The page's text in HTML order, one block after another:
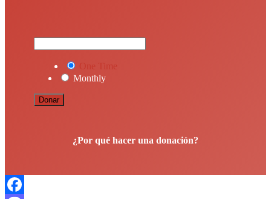
One Time
Monthly
Donar
¿Por qué hacer una donación?